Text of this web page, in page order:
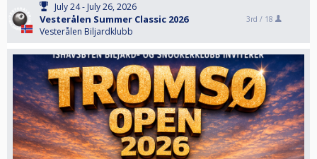
July 24 - July 26, 2026
Vesterålen Summer Classic 2026
Vesterålen Biljardklubb
3rd / 18